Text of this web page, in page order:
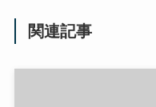
関連記事